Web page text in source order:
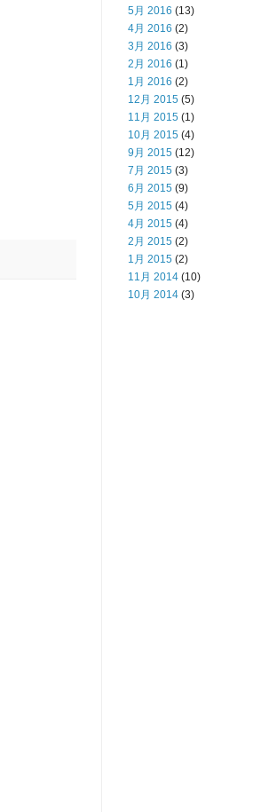
5月 2016 (13)
4月 2016 (2)
3月 2016 (3)
2月 2016 (1)
1月 2016 (2)
12月 2015 (5)
11月 2015 (1)
10月 2015 (4)
9月 2015 (12)
7月 2015 (3)
6月 2015 (9)
5月 2015 (4)
4月 2015 (4)
2月 2015 (2)
1月 2015 (2)
11月 2014 (10)
10月 2014 (3)